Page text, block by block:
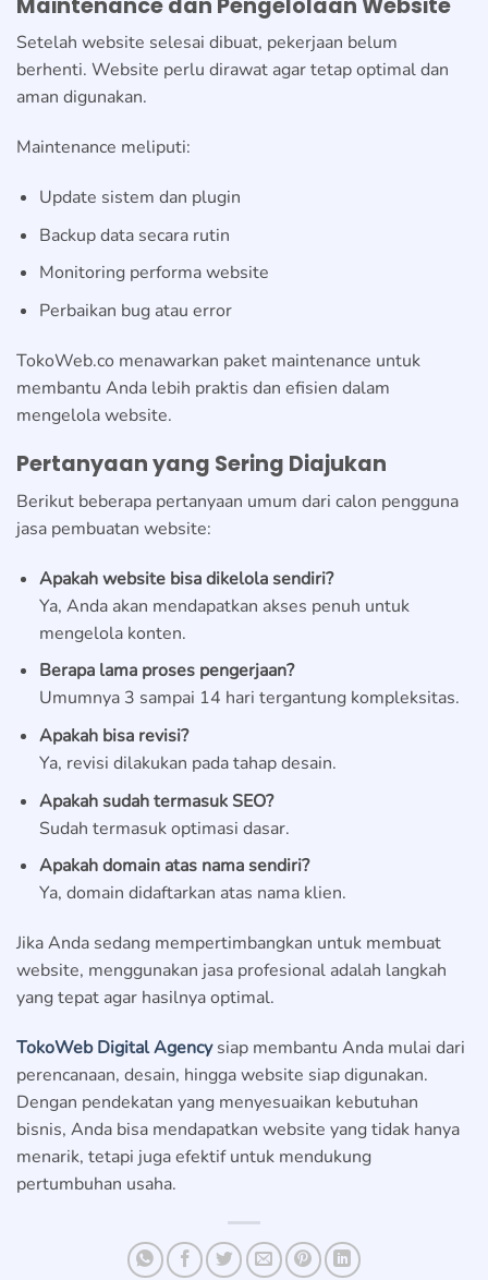
Setelah website selesai dibuat, pekerjaan belum
berhenti. Website perlu dirawat agar tetap optimal dan
aman digunakan.
Maintenance meliputi:
Update sistem dan plugin
Backup data secara rutin
Monitoring performa website
Perbaikan bug atau error
TokoWeb.co menawarkan paket maintenance untuk
membantu Anda lebih praktis dan efisien dalam
mengelola website.
Pertanyaan yang Sering Diajukan
Berikut beberapa pertanyaan umum dari calon pengguna
jasa pembuatan website:
Apakah website bisa dikelola sendiri?
Ya, Anda akan mendapatkan akses penuh untuk
mengelola konten.
Berapa lama proses pengerjaan?
Umumnya 3 sampai 14 hari tergantung kompleksitas.
Apakah bisa revisi?
Ya, revisi dilakukan pada tahap desain.
Apakah sudah termasuk SEO?
Sudah termasuk optimasi dasar.
Apakah domain atas nama sendiri?
Ya, domain didaftarkan atas nama klien.
Jika Anda sedang mempertimbangkan untuk membuat
website, menggunakan jasa profesional adalah langkah
yang tepat agar hasilnya optimal.
TokoWeb Digital Agencysiap membantu Anda mulai dari
perencanaan, desain, hingga website siap digunakan.
Dengan pendekatan yang menyesuaikan kebutuhan
bisnis, Anda bisa mendapatkan website yang tidak hanya
menarik, tetapi juga efektif untuk mendukung
pertumbuhan usaha.